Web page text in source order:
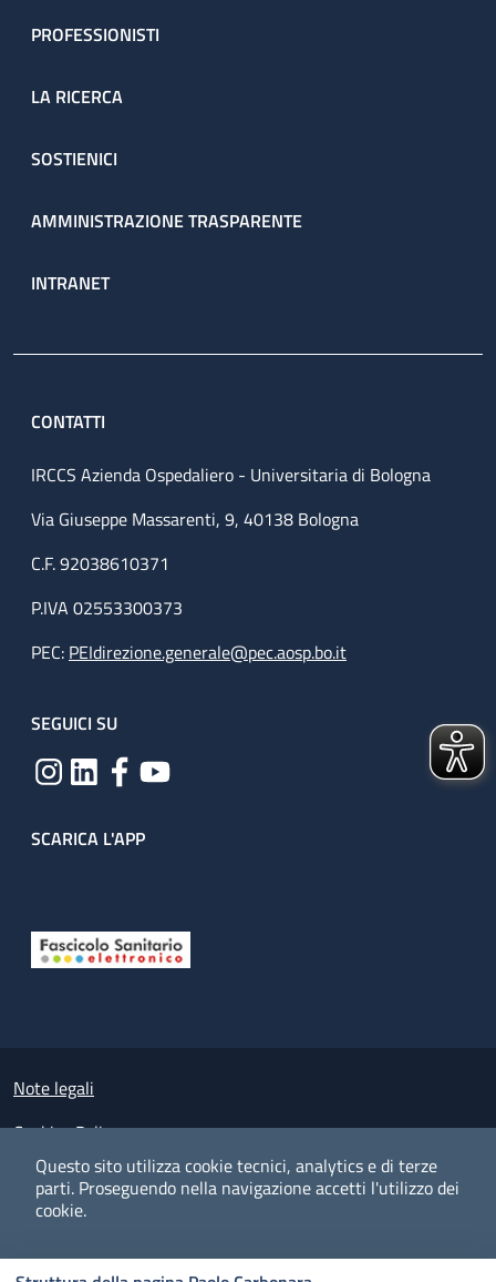
Questo sito utilizza cookie tecnici, analytics e di terze
parti. Proseguendo nella navigazione accetti l'utilizzo dei
cookie.
PROFESSIONISTI
LA RICERCA
SOSTIENICI
AMMINISTRAZIONE TRASPARENTE
INTRANET
CONTATTI
IRCCS Azienda Ospedaliero - Universitaria di Bologna
Via Giuseppe Massarenti, 9, 40138 Bologna
C.F. 92038610371
P.IVA 02553300373
PEC: PEIdirezione.generale@pec.aosp.bo.it
SEGUICI SU
SCARICA L'APP
Small prints
Note legali
Cookies Policy
Policy privacy e protezione del dato personale
Albo pretorio on-line
Dichiarazione di accessibilità